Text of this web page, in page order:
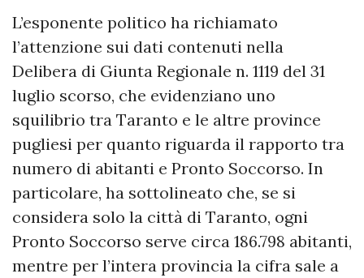
L’esponente politico ha richiamato
l’attenzione sui dati contenuti nella
Delibera di Giunta Regionale n. 1119 del 31
luglio scorso, che evidenziano uno
squilibrio tra Taranto e le altre province
pugliesi per quanto riguarda il rapporto tra
numero di abitanti e Pronto Soccorso. In
particolare, ha sottolineato che, se si
considera solo la città di Taranto, ogni
Pronto Soccorso serve circa 186.798 abitanti,
mentre per l’intera provincia la cifra sale a